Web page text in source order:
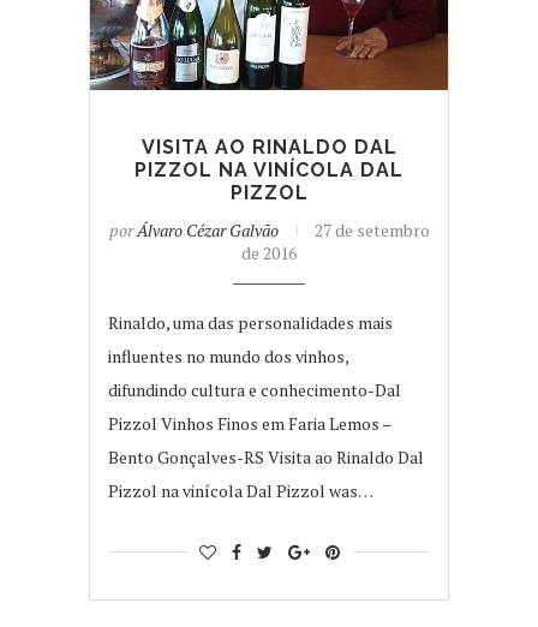
VISITA AO RINALDO DAL
PIZZOL NA VINÍCOLA DAL
PIZZOL
porÁlvaro Cézar Galvão
27 de setembro
de 2016
Rinaldo, uma das personalidades mais
influentes no mundo dos vinhos,
difundindo cultura e conhecimento-Dal
Pizzol Vinhos Finos em Faria Lemos –
Bento Gonçalves-RS Visita ao Rinaldo Dal
Pizzol na vinícola Dal Pizzol was…